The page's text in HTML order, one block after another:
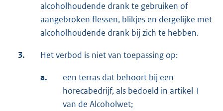
alcoholhoudende drank te gebruiken of
aangebroken flessen, blikjes en dergelijke met
alcoholhoudende drank bij zich te hebben.
3. Het verbod is niet van toepassing op:
a.
een terras dat behoort bij een
horecabedrijf, als bedoeld in artikel 1
van de Alcoholwet;